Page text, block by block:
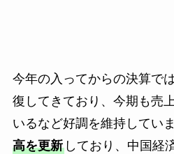
今年の入ってからの決算で
復してきており、今期も売
いるなど好調を維持していま
高を更新しており、中国経